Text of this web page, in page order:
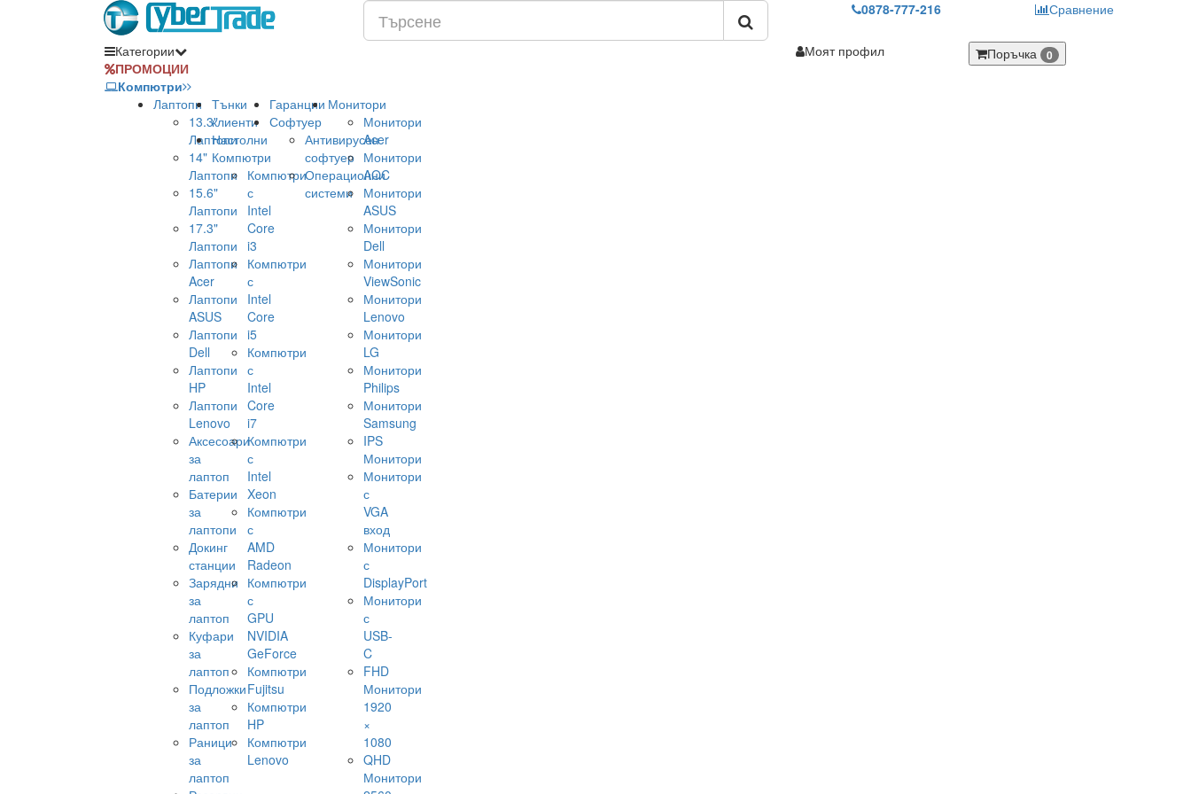
0878-777-216 Сравнение
Категории
ПРОМОЦИИ
Компютри
Лаптопи
13.3"
Лаптопи
14"
Лаптопи
15.6"
Лаптопи
17.3"
Лаптопи
Лаптопи
Acer
Лаптопи
ASUS
Лаптопи
Dell
Лаптопи
HP
Лаптопи
Lenovo
Аксесоари
за
лаптоп
Батерии
за
лаптопи
Докинг
станции
Зарядни
за
лаптоп
Куфари
за
лаптоп
Подложки
за
лаптоп
Раници
за
лаптоп
Тънки
клиенти
Настолни
Компютри
Компютри
с
Intel
Core
i3
Компютри
с
Intel
Core
i5
Компютри
с
Intel
Core
i7
Компютри
с
Intel
Xeon
Компютри
с
AMD
Radeon
Компютри
с
GPU
NVIDIA
GeForce
Компютри
Fujitsu
Компютри
HP
Компютри
Lenovo
Гаранции
Софтуер
Антивирусен
софтуер
Операционни
системи
Монитори
Монитори
Acer
Монитори
AOC
Монитори
ASUS
Монитори
Dell
Монитори
ViewSonic
Монитори
Lenovo
Монитори
LG
Монитори
Philips
Монитори
Samsung
IPS
Монитори
Монитори
с
VGA
вход
Монитори
с
DisplayPort
Монитори
с
USB-
C
FHD
Монитори
1920
×
1080
QHD
Монитори
Моят профил Поръчка 0